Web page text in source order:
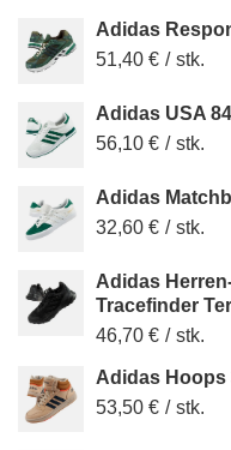
Adidas
51,40 € / stk.
Adidas USA
56,10 € / stk.
Adidas
32,60 € / stk.
Adidas
Tracefinder
46,70 € / stk.
Adidas Hoops
53,50 € / stk.